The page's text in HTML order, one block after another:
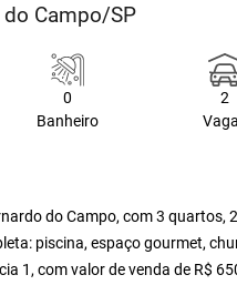
do Campo/SP
0
Banheiro
2
do Campo, com 3 quartos,
piscina, espaço gourmet,
1, com valor de venda de R$